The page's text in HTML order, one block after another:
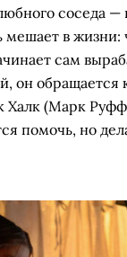
соседа —
в жизни:
сам
он
Халк (Марк
помочь, но